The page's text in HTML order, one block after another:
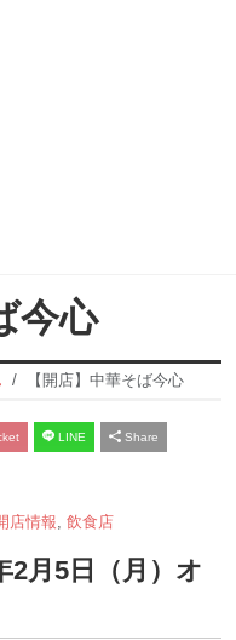
今心
【開店】中華そば今心
LINE Share
店情報 飲食店
2月5日（月）オ